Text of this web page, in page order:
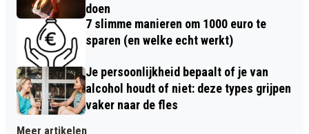
doen
7 slimme manieren om 1000 euro te
sparen (en welke echt werkt)
Je persoonlijkheid bepaalt of je van
alcohol houdt of niet: deze types grijpen
vaker naar de fles
Meer artikelen